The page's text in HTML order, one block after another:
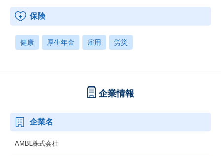
保険
健康 厚生年金 雇用 労災
企業情報
企業名
AMBL株式会社